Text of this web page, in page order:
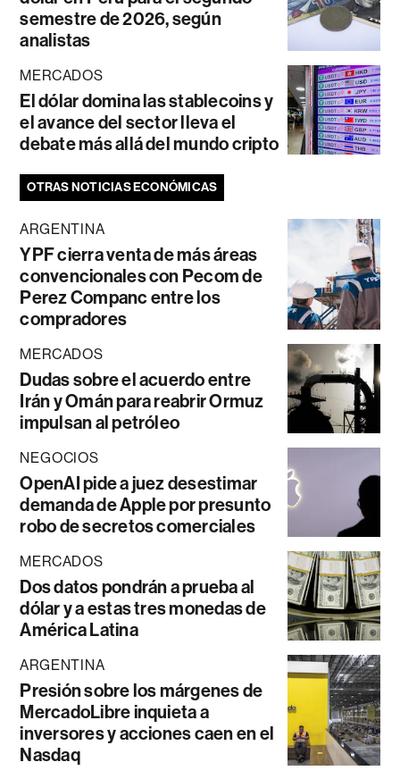
semestre de 2026, según
analistas
MERCADOS
El dólar domina las stablecoins y
el avance del sector lleva el
debate más allá del mundo cripto
OTRAS NOTICIAS ECONÓMICAS
ARGENTINA
YPF cierra venta de más áreas
convencionales con Pecom de
Perez Companc entre los
compradores
MERCADOS
Dudas sobre el acuerdo entre
Irán y Omán para reabrir Ormuz
impulsan al petróleo
NEGOCIOS
OpenAI pide a juez desestimar
demanda de Apple por presunto
robo de secretos comerciales
MERCADOS
Dos datos pondrán a prueba al
dólar y a estas tres monedas de
América Latina
ARGENTINA
Presión sobre los márgenes de
MercadoLibre inquieta a
inversores y acciones caen en el
Nasdaq